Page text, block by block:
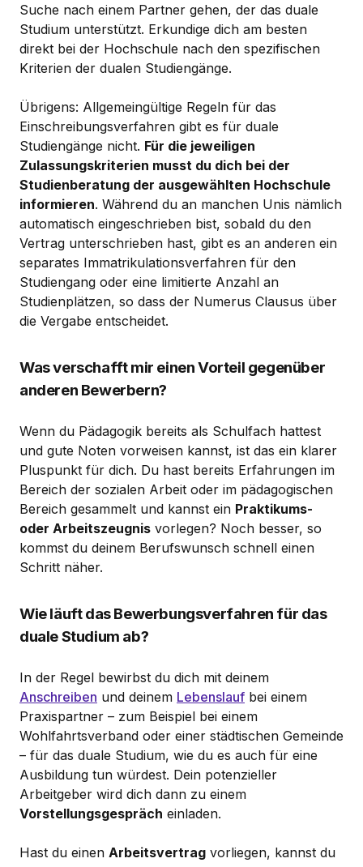
Suche nach einem Partner gehen, der das duale
Studium unterstützt. Erkundige dich am besten
direkt bei der Hochschule nach den spezifischen
Kriterien der dualen Studiengänge.
Übrigens: Allgemeingültige Regeln für das
Einschreibungsverfahren gibt es für duale
Studiengänge nicht. Für die jeweiligen
Zulassungskriterien musst du dich bei der
Studienberatung der ausgewählten Hochschule
informieren. Während du an manchen Unis nämlich
automatisch eingeschrieben bist, sobald du den
Vertrag unterschrieben hast, gibt es an anderen ein
separates Immatrikulationsverfahren für den
Studiengang oder eine limitierte Anzahl an
Studienplätzen, so dass der Numerus Clausus über
die Vergabe entscheidet.
Was verschafft mir einen Vorteil gegenüber
anderen Bewerbern?
Wenn du Pädagogik bereits als Schulfach hattest
und gute Noten vorweisen kannst, ist das ein klarer
Pluspunkt für dich. Du hast bereits Erfahrungen im
Bereich der sozialen Arbeit oder im pädagogischen
Bereich gesammelt und kannst ein Praktikums-
oder Arbeitszeugnis vorlegen? Noch besser, so
kommst du deinem Berufswunsch schnell einen
Schritt näher.
Wie läuft das Bewerbungsverfahren für das
duale Studium ab?
In der Regel bewirbst du dich mit deinem
Anschreiben und deinem Lebenslauf bei einem
Praxispartner – zum Beispiel bei einem
Wohlfahrtsverband oder einer städtischen Gemeinde
– für das duale Studium, wie du es auch für eine
Ausbildung tun würdest. Dein potenzieller
Arbeitgeber wird dich dann zu einem
Vorstellungsgespräch einladen.
Hast du einen Arbeitsvertrag vorliegen, kannst du